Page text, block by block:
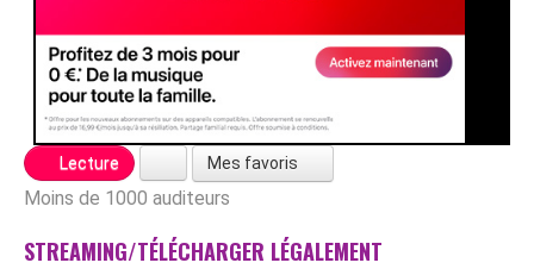
Lecture Mes favoris
Moins de 1000 auditeurs
STREAMING/TÉLÉCHARGER LÉGALEMENT